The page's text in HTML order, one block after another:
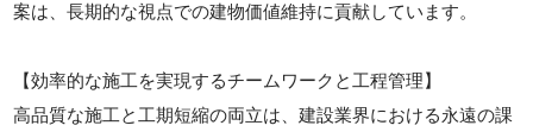
案は、長期的な視点での建物価値維持に貢献しています。
【効率的な施工を実現するチームワークと工程管理】
高品質な施工と工期短縮の両立は、建設業界における永遠の課